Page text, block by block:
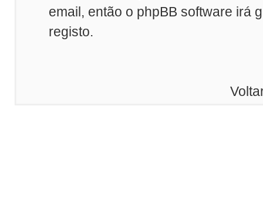
email, então o phpBB software irá
registo.